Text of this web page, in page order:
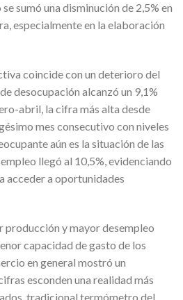
sumó una disminución de 2,5% en
especialmente en la elaboración
coincide con un deterioro del
desocupación alcanzó un 9,1%
abril, la cifra más alta desde
mes consecutivo con niveles
aún es la situación de las
llegó al 10,5%, evidenciando
acceder a oportunidades
producción y mayor desempleo
capacidad de gasto de los
en general mostró un
esconden una realidad más
tradicional termómetro del